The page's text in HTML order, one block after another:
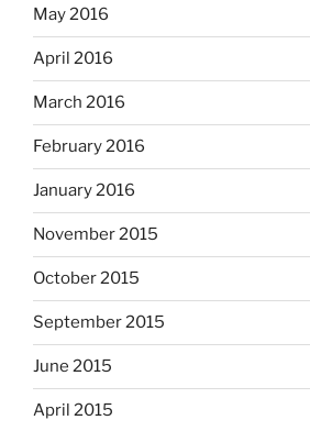
May 2016
April 2016
March 2016
February 2016
January 2016
November 2015
October 2015
September 2015
June 2015
April 2015